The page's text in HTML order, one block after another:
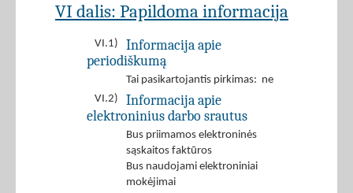
VI dalis: Papildoma informacija
VI.1)
Informacija apie
periodiškumą
Tai pasikartojantis pirkimas: ne
VI.2)
Informacija apie
elektroninius darbo srautus
Bus priimamos elektroninės
sąskaitos faktūros
Bus naudojami elektroniniai
mokėjimai